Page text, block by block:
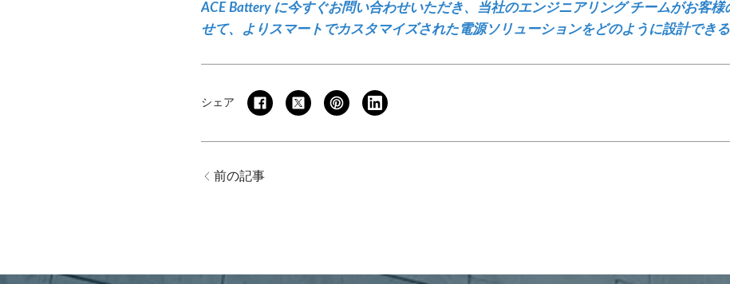
ACE Battery に今すぐお問い合わせいただき、当社のエンジニアリング チームがお客
せて、よりスマートでカスタマイズされた電源ソリューションをどのように設計できる
シェア
前の記事